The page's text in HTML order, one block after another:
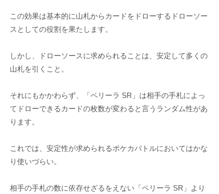
この効果は基本的に山札からカードをドローするドローソー
スとしての役割を果たします。
しかし、ドローソースに求められることは、安定して多くの
山札を引くこと。
それにもかかわらず、「ペリーラ SR」は相手の手札によっ
てドローできるカードの枚数が変わると言うランダム性があ
ります。
これでは、安定性が求められるポケカバトルにおいてはかな
り使いづらい。
相手の手札の数に依存せざるをえない「ペリーラ SR」より